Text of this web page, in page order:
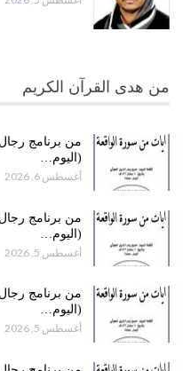
من هدى القرآن الكريم
من برنامج
(اليوم…
أغسطس 6, 2026
من برنامج
(اليوم…
أغسطس 5, 2026
من برنامج
(اليوم…
أغسطس 5, 2026